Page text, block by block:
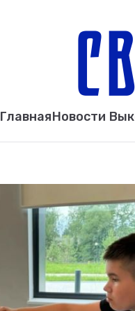
ГлавнаяНовости